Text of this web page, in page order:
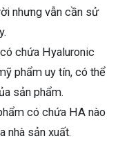
nhưng vẫn cần sử
chứa Hyaluronic
phẩm uy tín, có thể
sản phẩm.
có chứa HA nào
nhà sản xuất.